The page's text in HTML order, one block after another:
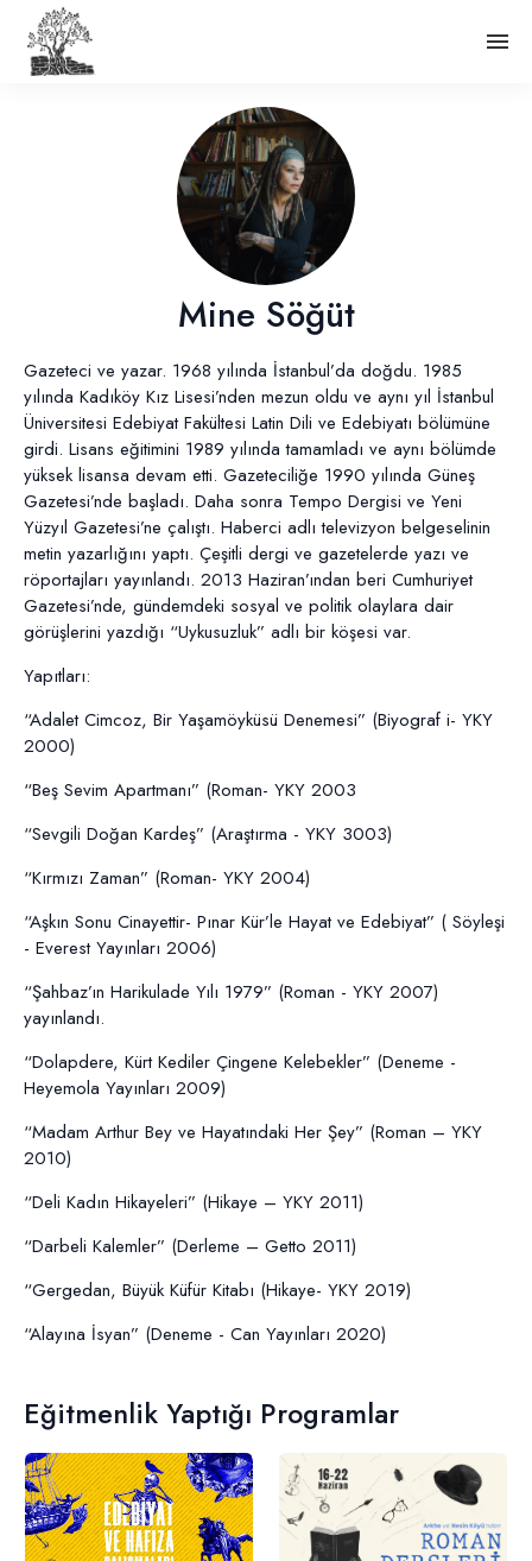
Mine Söğüt
Gazeteci ve yazar. 1968 yılında İstanbul’da doğdu. 1985
yılında Kadıköy Kız Lisesi’nden mezun oldu ve aynı yıl İstanbul
Üniversitesi Edebiyat Fakültesi Latin Dili ve Edebiyatı bölümüne
girdi. Lisans eğitimini 1989 yılında tamamladı ve aynı bölümde
yüksek lisansa devam etti. Gazeteciliğe 1990 yılında Güneş
Gazetesi’nde başladı. Daha sonra Tempo Dergisi ve Yeni
Yüzyıl Gazetesi’ne çalıştı. Haberci adlı televizyon belgeselinin
metin yazarlığını yaptı. Çeşitli dergi ve gazetelerde yazı ve
röportajları yayınlandı. 2013 Haziran’ından beri Cumhuriyet
Gazetesi’nde, gündemdeki sosyal ve politik olaylara dair
görüşlerini yazdığı “Uykusuzluk” adlı bir köşesi var.
Yapıtları:
“Adalet Cimcoz, Bir Yaşamöyküsü Denemesi” (Biyograf i- YKY
2000)
“Beş Sevim Apartmanı” (Roman- YKY 2003
“Sevgili Doğan Kardeş” (Araştırma - YKY 3003)
“Kırmızı Zaman” (Roman- YKY 2004)
“Aşkın Sonu Cinayettir- Pınar Kür’le Hayat ve Edebiyat” ( Söyleşi
- Everest Yayınları 2006)
“Şahbaz’ın Harikulade Yılı 1979” (Roman - YKY 2007)
yayınlandı.
“Dolapdere, Kürt Kediler Çingene Kelebekler” (Deneme -
Heyemola Yayınları 2009)
“Madam Arthur Bey ve Hayatındaki Her Şey” (Roman – YKY
2010)
“Deli Kadın Hikayeleri” (Hikaye – YKY 2011)
“Darbeli Kalemler” (Derleme – Getto 2011)
“Gergedan, Büyük Küfür Kitabı (Hikaye- YKY 2019)
“Alayına İsyan” (Deneme - Can Yayınları 2020)
Eğitmenlik Yaptığı Programlar